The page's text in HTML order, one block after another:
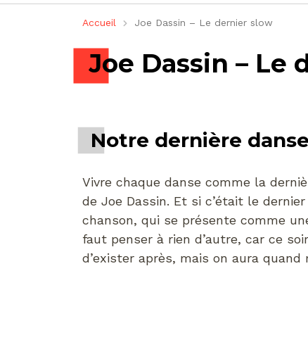
Accueil Joe Dassin – Le dernier slow
Joe Dassin – Le
Notre dernière danse
Vivre chaque danse comme la
de Joe Dassin. Et si c’était le
chanson, qui se présente comme
faut penser à rien d’autre, car ce
d’exister après, mais on aura